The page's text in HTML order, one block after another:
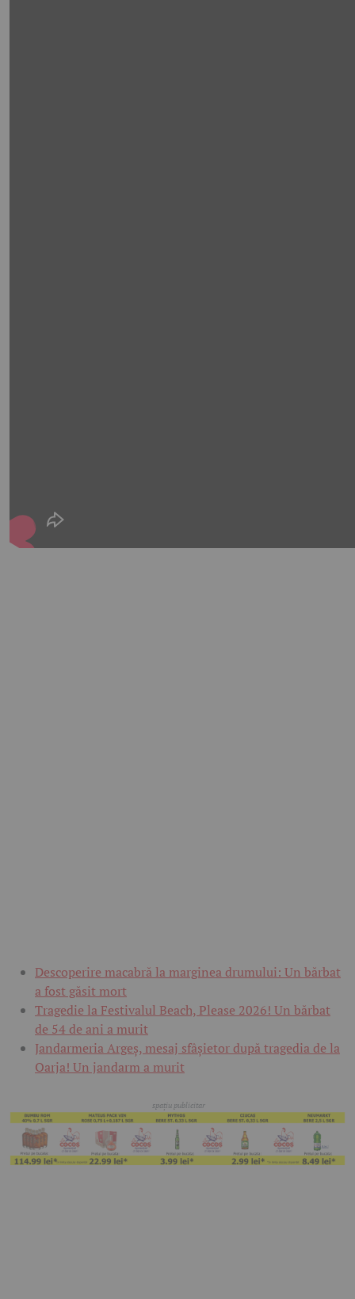
Descoperire macabră la marginea drumului: Un bărbat
a fost găsit mort
Tragedie la Festivalul Beach, Please 2026! Un bărbat
de 54 de ani a murit
Jandarmeria Argeș, mesaj sfâșietor după tragedia de la
Oarja! Un jandarm a murit